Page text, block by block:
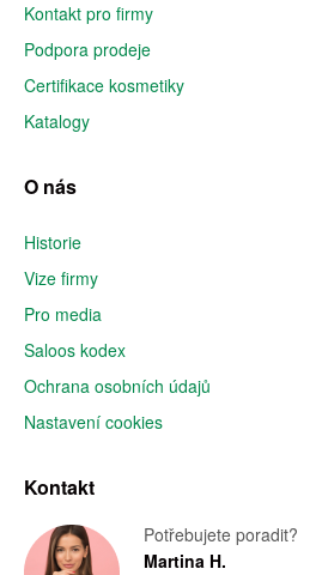
Kontakt pro firmy
Podpora prodeje
Certifikace kosmetiky
Katalogy
O nás
Historie
Vize firmy
Pro media
Saloos kodex
Ochrana osobních údajů
Nastavení cookies
Kontakt
Potřebujete poradit?
Martina H.